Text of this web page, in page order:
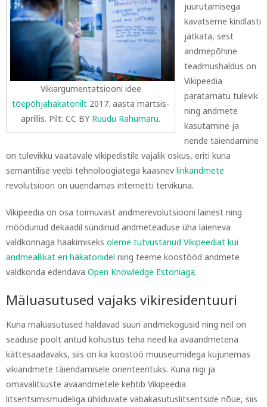
Vikiargumentatsiooni idee
tõepõhjahäkatonilt 2017. aasta märtsis-
aprillis. Pilt: CC BY Ruudu Rahumaru.
juurutamisega
kavatseme kindlasti
jätkata, sest
andmepõhine
teadmushaldus on
Vikipeedia
paratamatu tulevik
ning andmete
kasutamine ja
nende täiendamine
on tulevikku vaatavale vikipedistile vajalik oskus, eriti kuna
semantilise veebi tehnoloogiatega kaasnev linkandmete
revolutsioon on uuendamas internetti tervikuna.
Vikipeedia on osa toimuvast andmerevolutsiooni lainest ning
möödunud dekaadil sündinud andmeteaduse üha laieneva
valdkonnaga haakimiseks oleme tutvustanud Vikipeediat kui
andmeallikat eri häkatonidel ning teeme koostööd andmete
valdkonda edendava Open Knowledge Estoniaga.
Mäluasutused vajaks vikiresidentuuri
Kuna mäluasutused haldavad suuri andmekogusid ning neil on
seaduse poolt antud kohustus teha need ka avaandmetena
kättesaadavaks, siis on ka koostöö muuseumidega kujunemas
vikiandmete täiendamisele orienteerituks. Kuna riigi ja
omavalitsuste avaandmetele kehtib Vikipeedia
litsentsimismudeliga ühilduvate vabakasutuslitsentside nõue, siis